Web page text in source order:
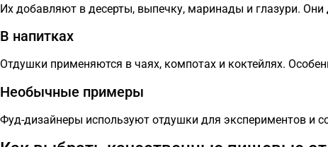
Их добавляют в десерты, выпечку, маринады и глазури.
В напитках
Отдушки применяются в чаях, компотах и коктейлях.
Необычные примеры
Фуд-дизайнеры используют отдушки для экспериментов и